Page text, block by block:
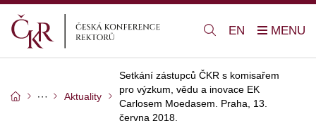
EN
Aktuality
Setkání zástupců ČKR s komisařem
pro výzkum, vědu a inovace EK
Carlosem Moedasem. Praha, 13.
června 2018.